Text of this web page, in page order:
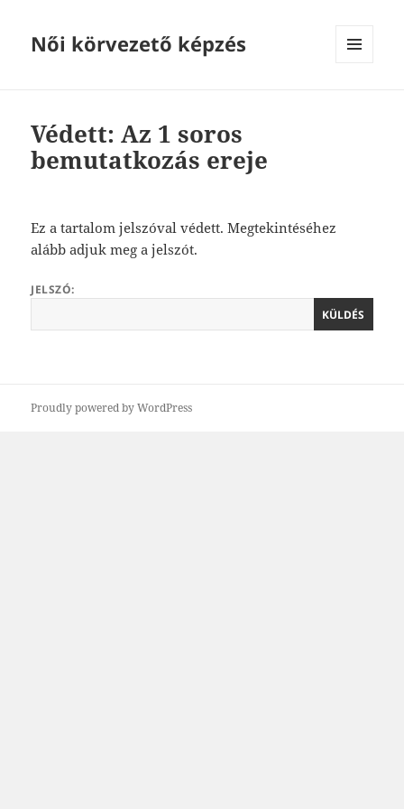
Női körvezető képzés
Védett: Az 1 soros
bemutatkozás ereje
Ez a tartalom jelszóval védett. Megtekintéséhez
alább adjuk meg a jelszót.
JELSZÓ:
Proudly powered by WordPress